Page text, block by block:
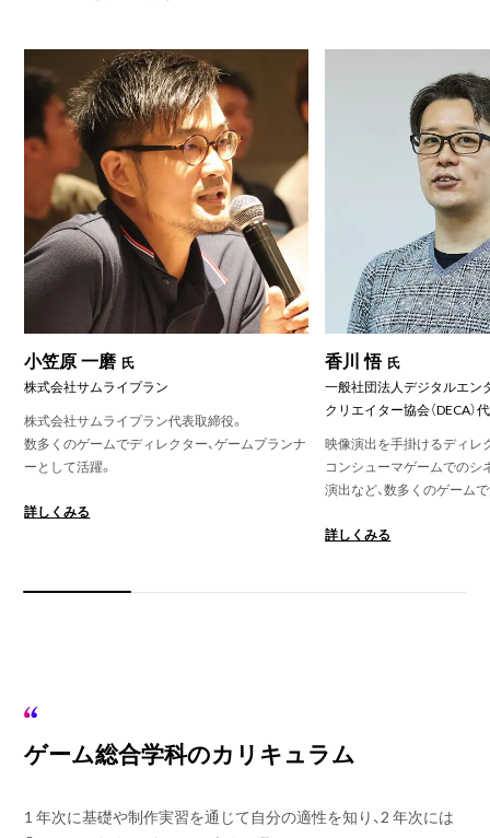
小笠原 一磨 氏
株式会社サムライプラン
株式会社サムライプラン代表取締役。
数多くのゲームでディレクター、ゲームプランナ
ーとして活躍。
詳しくみる
香川 悟 氏
一般社団法人デジタルエン
クリエイター協会（DECA）
映像演出を手掛けるディレ
コンシューマゲームでのシ
演出など、数多くのゲーム
詳しくみる
ゲーム総合学科のカリキュラム
1 年次に基礎や制作実習を通じて自分の適性を知り、2 年次には